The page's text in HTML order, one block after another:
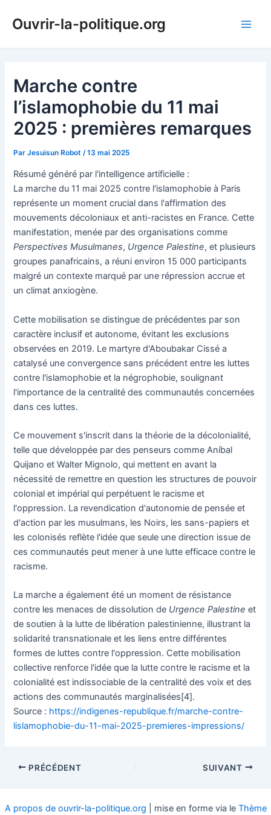
Ouvrir-la-politique.org
Marche contre
l’islamophobie du 11 mai
2025 : premières remarques
ParJesuisun Robot /13 mai 2025
Résumé généré par l'intelligence artificielle :
La marche du 11 mai 2025 contre l'islamophobie à Paris
représente un moment crucial dans l'affirmation des
mouvements décoloniaux et anti-racistes en France. Cette
manifestation, menée par des organisations comme
Perspectives Musulmanes, Urgence Palestine, et plusieurs
groupes panafricains, a réuni environ 15 000 participants
malgré un contexte marqué par une répression accrue et
un climat anxiogène.
Cette mobilisation se distingue de précédentes par son
caractère inclusif et autonome, évitant les exclusions
observées en 2019. Le martyre d'Aboubakar Cissé a
catalysé une convergence sans précédent entre les luttes
contre l'islamophobie et la négrophobie, soulignant
l'importance de la centralité des communautés concernées
dans ces luttes.
Ce mouvement s'inscrit dans la théorie de la décolonialité,
telle que développée par des penseurs comme Aníbal
Quijano et Walter Mignolo, qui mettent en avant la
nécessité de remettre en question les structures de pouvoir
colonial et impérial qui perpétuent le racisme et
l'oppression. La revendication d'autonomie de pensée et
d'action par les musulmans, les Noirs, les sans-papiers et
les colonisés reflète l'idée que seule une direction issue de
ces communautés peut mener à une lutte efficace contre le
racisme.
La marche a également été un moment de résistance
contre les menaces de dissolution de Urgence Palestine et
de soutien à la lutte de libération palestinienne, illustrant la
solidarité transnationale et les liens entre différentes
formes de luttes contre l'oppression. Cette mobilisation
collective renforce l'idée que la lutte contre le racisme et la
colonialité est indissociable de la centralité des voix et des
actions des communautés marginalisées[4].
Source : https://indigenes-republique.fr/marche-contre-
lislamophobie-du-11-mai-2025-premieres-impressions/
NavigationPRÉCÉDENT SUIVANT
A propos de ouvrir-la-politique.org | mise en forme via le Thème